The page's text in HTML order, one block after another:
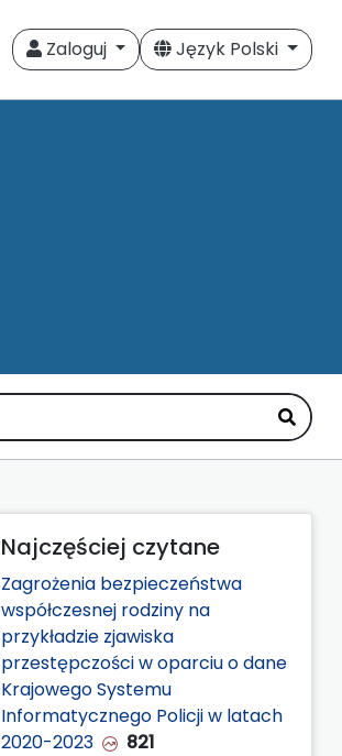
Zaloguj Język Polski
Najczęściej czytane
Zagrożenia bezpieczeństwa
współczesnej rodziny na
przykładzie zjawiska
przestępczości w oparciu o dane
Krajowego Systemu
Informatycznego Policji w latach
2020-2023
821